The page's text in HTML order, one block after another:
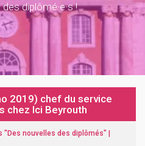
diplômé·e·s !
2019) chef du service
chez Ici Beyrouth
"Des nouvelles des diplômés" |